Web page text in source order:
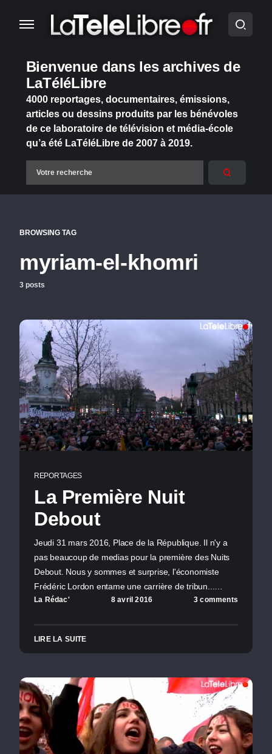
Bienvenue dans les archives de
LaTéléLibre
4000 reportages, documentaires, émissions,
articles ou dessins produits par les bénévoles
de ce laboratoire de télévision et média-école
qu’a été LaTéléLibre de 2007 à 2019.
BROWSING TAG
myriam-el-khomri
3 posts
REPORTAGES
La Première Nuit
Debout
Jeudi 31 mars 2016, Place de la République. Il n'y a
pas beaucoup de medias pour la première des Nuits
Debout. Nous y sommes et surprise, l'économiste
Frédéric Lordon entame une carrière de tribun...…
La Rédac' 8 avril 2016 3 comments
LIRE LA SUITE